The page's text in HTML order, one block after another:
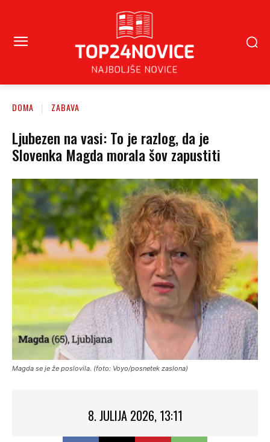
DOMA ZABAVA
Ljubezen na vasi: To je razlog, da je
Slovenka Magda morala šov zapustiti
Magda se je že poslovila. (foto: Voyo/posnetek zaslona)
8. JULIJA 2026, 13:11